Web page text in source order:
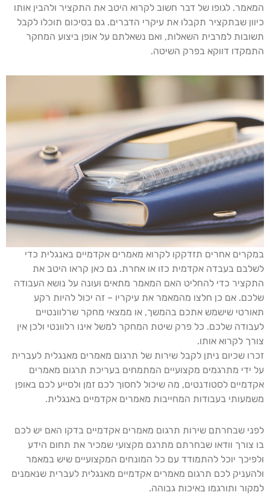
המאמר. לגופו של דבר חשוב לקרוא היטב את התקציר ולהבין אותו
כיוון שבתקציר תקבלו את עיקרי הדברים. גם בסיכום תוכלו לקבל
תשובות למרבית השאלות, ואם נשאלתם על אופן ביצוע המחקר
התמקדו דווקא בפרק השיטה.
במקרים אחרים תזדקקו לקרוא מאמרים אקדמיים באנגלית כדי
לשלבם בעבדה אקדמית כזו או אחרת. גם כאן קראו היטב את
התקציר כדי להחליט האם המאמר מתאים ועונה על נושא העבודה
שלכם. אם כן חלצו מהמאמר את עיקריו – זה יכול להיות רקע
תאורטי שישמש אתכם בהמשך, או ממצאי מחקר שרלוונטיים
לעבודה שלכם. כל פרק שיטת המחקר למשל אינו רלוונטי ולכן אין
צורך לקרוא אותו.
זכרו שכיום ניתן לקבל שירות של תרגום מאמרים מאנגלית לעברית
על ידי מתרגמים מקצועיים המתמחים בעריכת תרגום מאמרים
אקדמיים לסטודנטים, מה שיכול לחסוך לכם זמן ולסייע לכם באופן
משמעותי בעבודות המחייבות מאמרים אקדמיים באנגלית.
לפני שבחרתם שירות תרגום מאמרים אקדמיים בדקו האם יש לכם
בו צורך וודאו שבחרתם מתרגם מקצועי שמכיר את תחום הידע
ולפיכך יוכל להתמודד עם כל המונחים המקצועיים שיש במאמר
ולהעניק לכם תרגום מאמרים אקדמיים מאנגלית לעברית שנאמנים
למקור ותורגמו באיכות גבוהה.